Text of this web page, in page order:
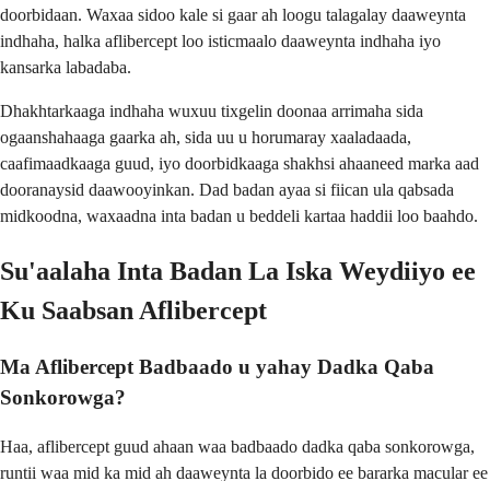
doorbidaan. Waxaa sidoo kale si gaar ah loogu talagalay daaweynta
indhaha, halka aflibercept loo isticmaalo daaweynta indhaha iyo
kansarka labadaba.
Dhakhtarkaaga indhaha wuxuu tixgelin doonaa arrimaha sida
ogaanshahaaga gaarka ah, sida uu u horumaray xaaladaada,
caafimaadkaaga guud, iyo doorbidkaaga shakhsi ahaaneed marka aad
dooranaysid daawooyinkan. Dad badan ayaa si fiican ula qabsada
midkoodna, waxaadna inta badan u beddeli kartaa haddii loo baahdo.
Su'aalaha Inta Badan La Iska Weydiiyo ee
Ku Saabsan Aflibercept
Ma Aflibercept Badbaado u yahay Dadka Qaba
Sonkorowga?
Haa, aflibercept guud ahaan waa badbaado dadka qaba sonkorowga,
runtii waa mid ka mid ah daaweynta la doorbido ee bararka macular ee